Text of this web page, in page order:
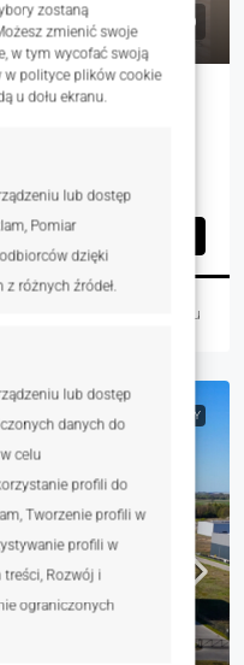
zostaną
zmienić swoje
w tym wycofać swoją
w polityce plików cookie
u dołu ekranu.
lub dostęp
Pomiar
dzięki
różnych źródeł.
lub dostęp
danych do
celu
profili do
Tworzenie profili w
profili w
Rozwój i
ograniczonych
Olendry
3 dni temu
RYNEK WTÓRNY